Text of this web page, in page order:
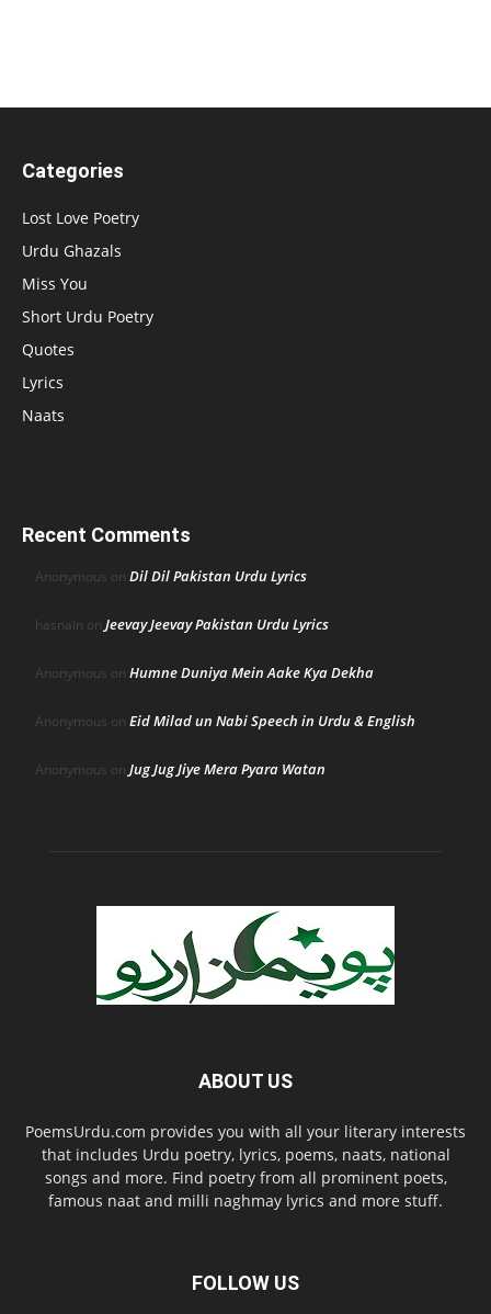
Categories
Lost Love Poetry
Urdu Ghazals
Miss You
Short Urdu Poetry
Quotes
Lyrics
Naats
Recent Comments
Anonymous on Dil Dil Pakistan Urdu Lyrics
hasnain on Jeevay Jeevay Pakistan Urdu Lyrics
Anonymous on Humne Duniya Mein Aake Kya Dekha
Anonymous on Eid Milad un Nabi Speech in Urdu & English
Anonymous on Jug Jug Jiye Mera Pyara Watan
ABOUT US
PoemsUrdu.com provides you with all your literary interests
that includes Urdu poetry, lyrics, poems, naats, national
songs and more. Find poetry from all prominent poets,
famous naat and milli naghmay lyrics and more stuff.
FOLLOW US